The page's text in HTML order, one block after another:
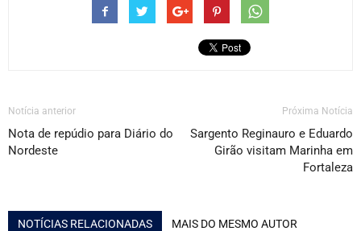
Notícia anterior
Nota de repúdio para Diário do
Nordeste
Próxima Notícia
Sargento Reginauro e Eduardo
Girão visitam Marinha em
Fortaleza
NOTÍCIAS RELACIONADAS MAIS DO MESMO AUTOR